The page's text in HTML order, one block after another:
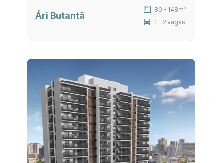
Ári Butantã
80 - 148m²
1 - 2 vagas